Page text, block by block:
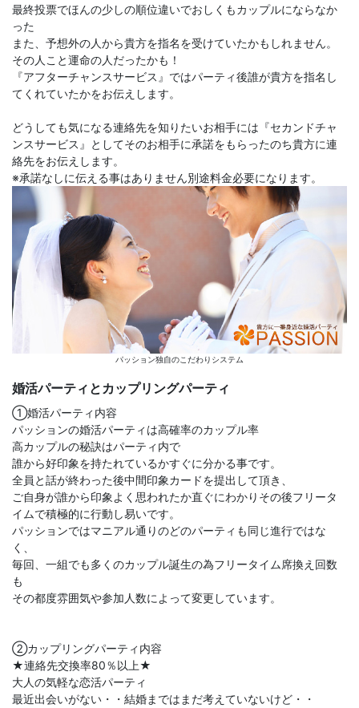
最終投票でほんの少しの順位違いでおしくもカップルにならなか
った
また、予想外の人から貴方を指名を受けていたかもしれません。
その人こと運命の人だったかも！
『アフターチャンスサービス』ではパーティ後誰が貴方を指名し
てくれていたかをお伝えします。
どうしても気になる連絡先を知りたいお相手には『セカンドチャ
ンスサービス』としてそのお相手に承諾をもらったのち貴方に連
絡先をお伝えします。
※承諾なしに伝える事はありません別途料金必要になります。
パッション独自のこだわりシステム
婚活パーティとカップリングパーティ
①婚活パーティ内容
パッションの婚活パーティは高確率のカップル率
高カップルの秘訣はパーティ内で
誰から好印象を持たれているかすぐに分かる事です。
全員と話が終わった後中間印象カードを提出して頂き、
ご自身が誰から印象よく思われたか直ぐにわかりその後フリータ
イムで積極的に行動し易いです。
パッションではマニアル通りのどのパーティも同じ進行ではな
く、
毎回、一組でも多くのカップル誕生の為フリータイム席換え回数
も
その都度雰囲気や参加人数によって変更しています。
②カップリングパーティ内容
★連絡先交換率80％以上★
大人の気軽な恋活パーティ
最近出会いがない・・結婚まではまだ考えていないけど・・